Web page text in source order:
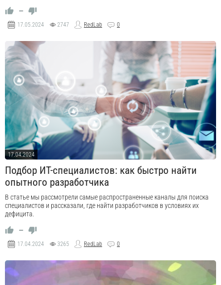
—
17.05.2024 2747 RedLab 0
17.04.2024
Подбор ИТ-специалистов: как быстро найти
опытного разработчика
В статье мы рассмотрели самые распространенные каналы для поиска
специалистов и рассказали, где найти разработчиков в условиях их
дефицита.
—
17.04.2024 3265 RedLab 0